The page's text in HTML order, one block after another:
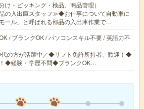
け・ピッキング・検品、商品管理）
の入出庫スタッフ≫◆お仕事について自動車に
ール」と呼ばれる部品の入出庫作業で…
/ ブランクOK / パソコンスキル不要 / 英語力不
の方が活躍中／◆リフト免許所持者、歓迎！◆
◆経験・学歴不問◆ブランクOK…